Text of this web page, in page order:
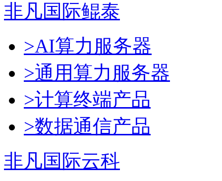
非凡国际鲲泰
>AI算力服务器
>通用算力服务器
>计算终端产品
>数据通信产品
非凡国际云科